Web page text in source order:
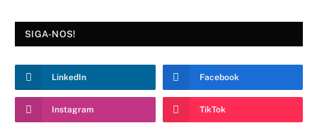
SIGA-NOS!
LinkedIn Facebook
Instagram TikTok